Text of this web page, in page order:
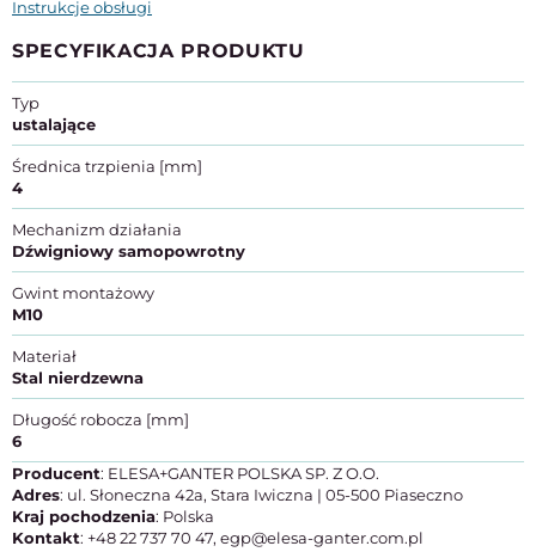
Instrukcje obsługi
SPECYFIKACJA PRODUKTU
Typ
ustalające
Średnica trzpienia [mm]
4
Mechanizm działania
Dźwigniowy samopowrotny
Gwint montażowy
M10
Materiał
Stal nierdzewna
Długość robocza [mm]
6
Producent: ELESA+GANTER POLSKA SP. Z O.O.
Adres: ul. Słoneczna 42a, Stara Iwiczna | 05-500 Piaseczno
Kraj pochodzenia: Polska
Kontakt: +48 22 737 70 47, egp@elesa-ganter.com.pl